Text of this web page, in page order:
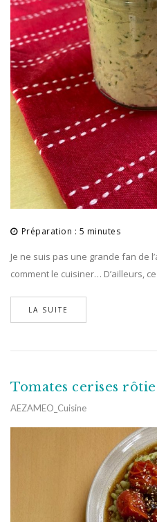
Préparation : 5 minutes
Je ne suis pas une grande fan de
comment le cuisiner… D’ailleurs,
LA SUITE
Tomates cerises
AEZAMEO_Cuisine